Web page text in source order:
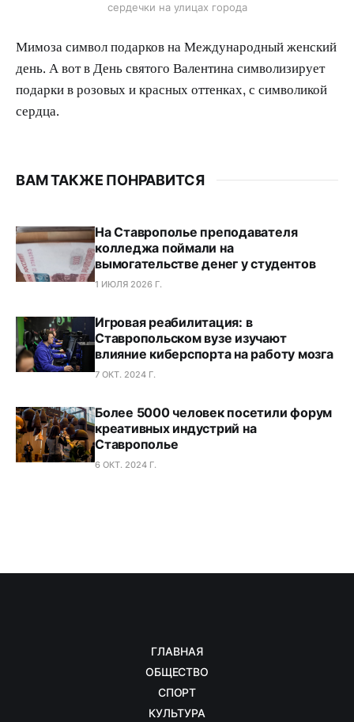
сердечки на улицах города
Мимоза символ подарков на Международный женский
день. А вот в День святого Валентина символизирует
подарки в розовых и красных оттенках, с символикой
сердца.
ВАМ ТАКЖЕ ПОНРАВИТСЯ
На Ставрополье преподавателя
колледжа поймали на
вымогательстве денег у студентов
1 ИЮЛЯ 2026 Г.
Игровая реабилитация: в
Ставропольском вузе изучают
влияние киберспорта на работу мозга
7 ОКТ. 2024 Г.
Более 5000 человек посетили форум
креативных индустрий на
Ставрополье
6 ОКТ. 2024 Г.
ГЛАВНАЯ
ОБЩЕСТВО
СПОРТ
КУЛЬТУРА